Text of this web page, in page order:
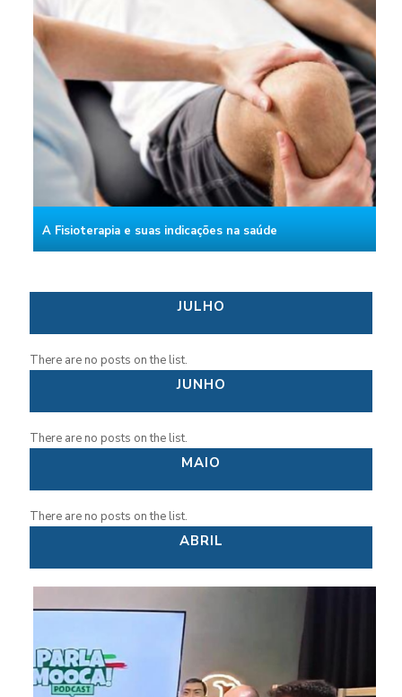
A Fisioterapia e suas indicações na saúde
JULHO
There are no posts on the list.
JUNHO
There are no posts on the list.
MAIO
There are no posts on the list.
ABRIL